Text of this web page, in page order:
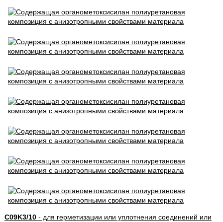
C09K3/10- для герметизации или уплотнения соединений или